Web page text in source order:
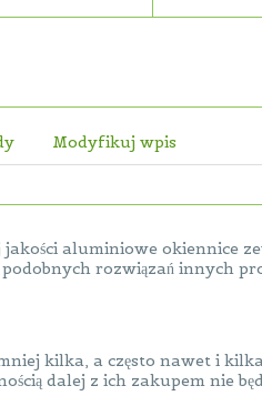
Modyfikuj wpis
aluminiowe okiennice
rozwiązań innych
kilka, a często nawet i
dalej z ich zakupem nie